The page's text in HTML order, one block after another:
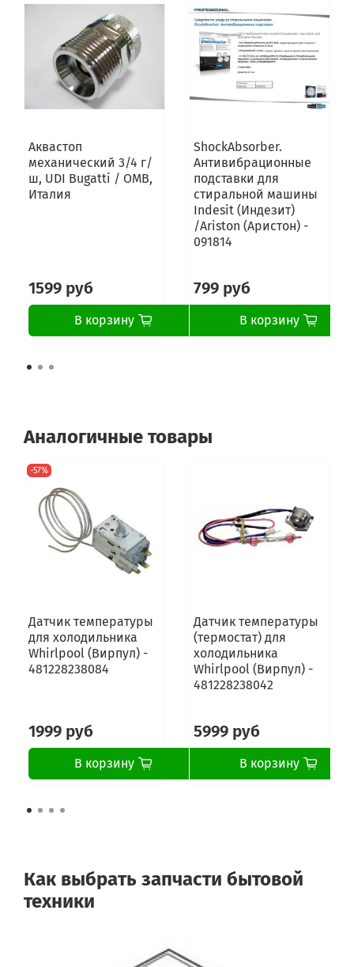
Аквастоп
механический 3/4 г/
ш, UDI Bugatti / OMB,
Италия
1599 руб
В корзину
ShockAbsorber.
Антивибрационные
подставки для
стиральной машины
Indesit (Индезит)
/Ariston (Аристон) -
091814
799 руб
В корзину
Аналогичные товары
-57%
Датчик температуры
для холодильника
Whirlpool (Вирпул) -
481228238084
1999 руб
В корзину
Датчик температуры
(термостат) для
холодильника
Whirlpool (Вирпул) -
481228238042
5999 руб
В корзину
Как выбрать запчасти бытовой
техники